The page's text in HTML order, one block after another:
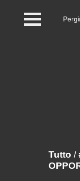
Eventi e
Contatti
Tutto /